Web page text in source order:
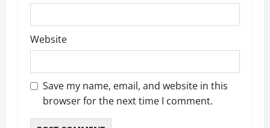
Website
Save my name, email, and website in this
browser for the next time I comment.